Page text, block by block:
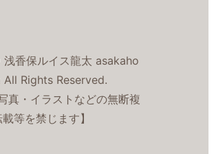
香保ルイス龍太 asakaho
Rights Reserved.
真・イラストなどの無断複
等を禁じます】